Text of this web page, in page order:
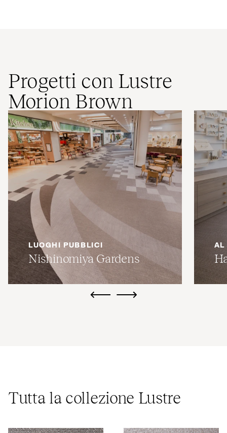
Progetti con Lustre
Morion Brown
LUOGHI PUBBLICI
Nishinomiya Gardens
AL
ui.previousui.next
Tutta la collezione Lustre